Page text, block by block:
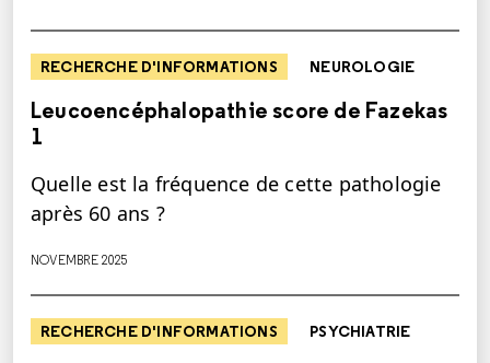
RECHERCHE D'INFORMATIONS NEUROLOGIE
Leucoencéphalopathie score de Fazekas
1
Quelle est la fréquence de cette pathologie
après 60 ans ?
NOVEMBRE 2025
RECHERCHE D'INFORMATIONS PSYCHIATRIE